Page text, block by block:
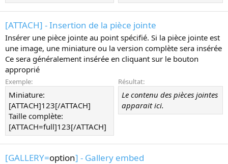
[ATTACH] - Insertion de la pièce jointe
Insérer une pièce jointe au point spécifié. Si la pièce jointe est
une image, une miniature ou la version complète sera insérée
Ce sera généralement insérée en cliquant sur le bouton
approprié
Exemple:
Miniature:
[ATTACH]123[/ATTACH]
Taille complète:
[ATTACH=full]123[/ATTACH]
Résultat:
Le contenu des pièces jointes
apparait ici.
[GALLERY=option] - Gallery embed